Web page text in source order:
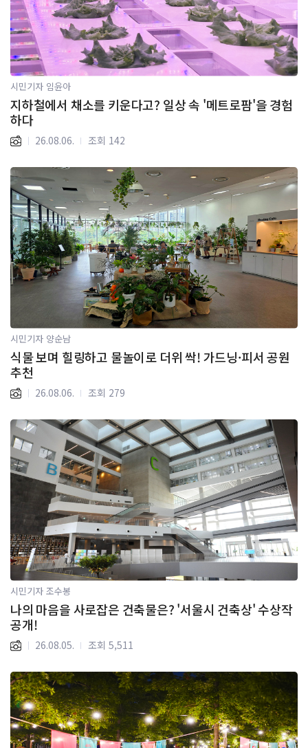
시민기자 임윤아
지하철에서 채소를 키운다고? 일상 속 '메트로팜'을 경험
하다
26.08.06. 조회 142
시민기자 양순남
식물 보며 힐링하고 물놀이로 더위 싹! 가드닝·피서 공원
추천
26.08.06. 조회 279
시민기자 조수봉
나의 마음을 사로잡은 건축물은? '서울시 건축상' 수상작
공개!
26.08.05. 조회 5,511